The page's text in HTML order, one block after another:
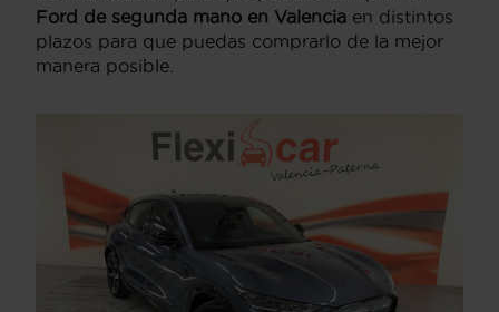
Ford de segunda mano en Valencia en distintos
plazos para que puedas comprarlo de la mejor
manera posible.